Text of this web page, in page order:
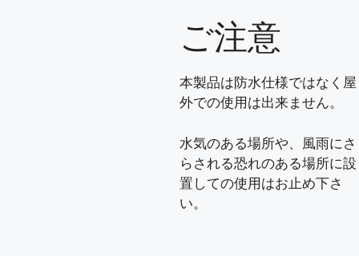
ご注意
本製品は防水仕様ではなく屋
外での使用は出来ません。
水気のある場所や、風雨にさ
らされる恐れのある場所に設
置しての使用はお止め下さ
い。